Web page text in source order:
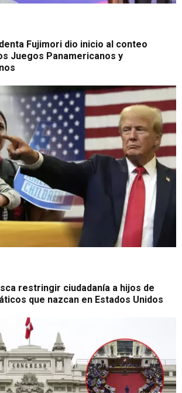
Fujimori dio inicio al conteo
Juegos Panamericanos y
restringir ciudadanía a hijos de
que nazcan en Estados Unidos